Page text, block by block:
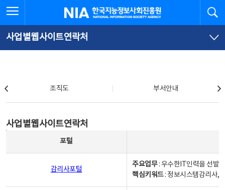
문
로
가
체
뉴
바
가
한국지능정보사회진흥원
사업별웹사이트연락처
조직도 부서안내
사업별웹사이트연락처
포털
감리사포털
주요업무: 우수한IT인력을 선발
핵심키워드: 정보시스템감리사,